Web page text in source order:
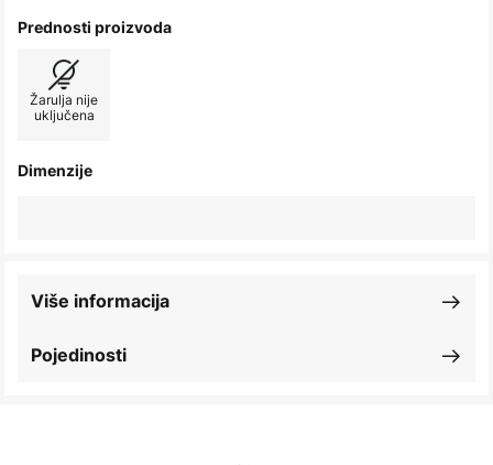
Prednosti proizvoda
Žarulja nije
uključena
Dimenzije
Pojedinosti
Više informacija